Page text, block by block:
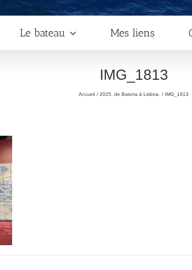
Le bateau Mes liens
IMG_1813
Accueil 2025, de Baiona à Lisboa. IMG_1813